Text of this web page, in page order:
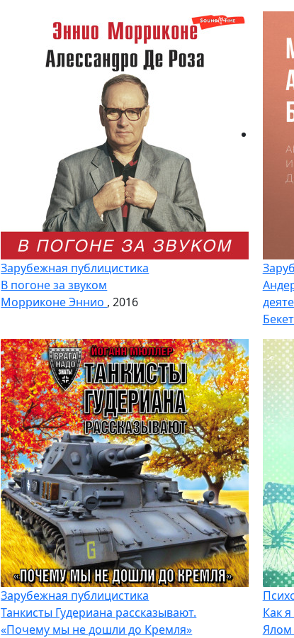
Зарубежная публицистика
В погоне за звуком
Морриконе Эннио , 2016
Зарубежная публицистика
Танкисты Гудериана рассказывают.
«Почему мы не дошли до Кремля»
Как
Ялом